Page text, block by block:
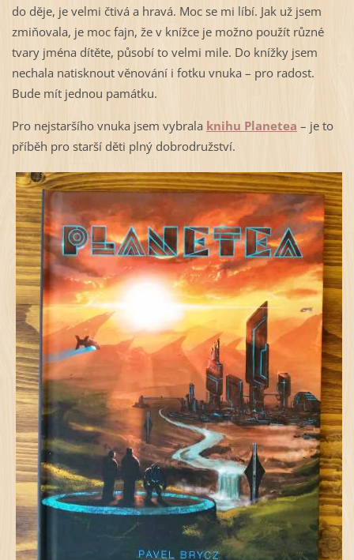
do děje, je velmi čtivá a hravá. Moc se mi líbí. Jak už jsem
zmiňovala, je moc fajn, že v knížce je možno použít různé
tvary jména dítěte, působí to velmi mile. Do knížky jsem
nechala natisknout věnování i fotku vnuka – pro radost.
Bude mít jednou památku.
Pro nejstaršího vnuka jsem vybrala knihu Planetea – je to
příběh pro starší děti plný dobrodružství.